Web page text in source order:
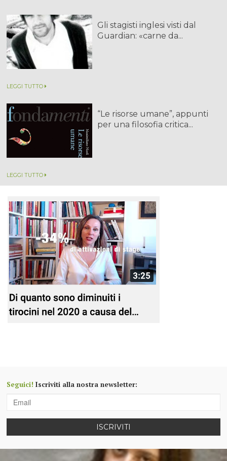
Gli stagisti inglesi visti dal
Guardian: «carne da...
LEGGI TUTTO
“Le risorse umane”, appunti
per una filosofia critica...
LEGGI TUTTO
Seguici! Iscriviti alla nostra newsletter:
ISCRIVITI